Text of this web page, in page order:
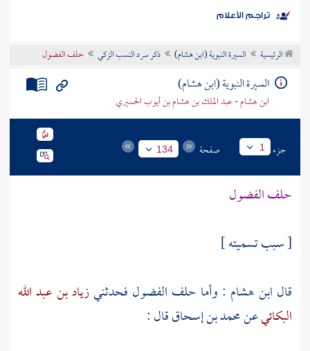
موضوعي
تراجم الأعلام
الرئيسية السيرة النبوية (ابن هشام) ذكر سرد النسب الزكي حلف الفضول
السيرة النبوية (ابن هشام)
ابن هشام - عبد الملك بن هشام بن أيوب الحميري
جزء 1 صفحة 134
حلف الفضول
[ سبب تسميته ]
قال ابن هشام : وأما حلف الفضول فحدثنيزياد بن عبد الله
البكائيعنمحمد بن إسحاققال :